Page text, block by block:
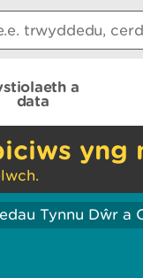
a
data
yng
Tynnu Dŵr a